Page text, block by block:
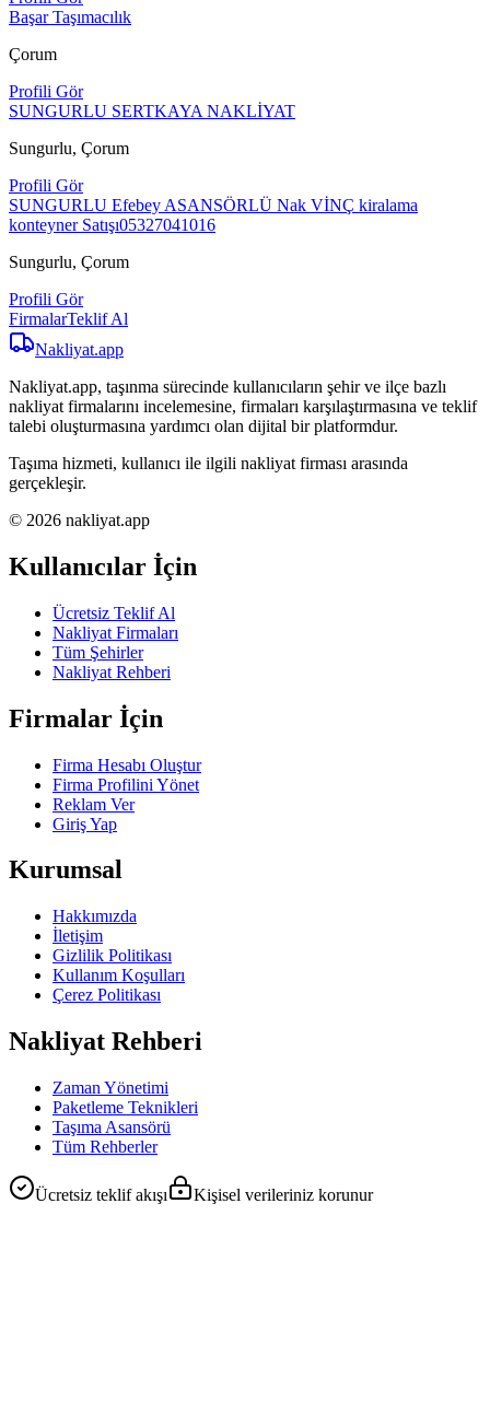
Başar Taşımacılık
Çorum
Profili Gör
SUNGURLU SERTKAYA NAKLİYAT
Sungurlu, Çorum
Profili Gör
SUNGURLU Efebey ASANSÖRLÜ Nak VİNÇ kiralama
konteyner Satışı05327041016
Sungurlu, Çorum
Profili Gör
FirmalarTeklif Al
Nakliyat.app
Nakliyat.app, taşınma sürecinde kullanıcıların şehir ve ilçe bazlı
nakliyat firmalarını incelemesine, firmaları karşılaştırmasına ve teklif
talebi oluşturmasına yardımcı olan dijital bir platformdur.
Taşıma hizmeti, kullanıcı ile ilgili nakliyat firması arasında
gerçekleşir.
© 2026 nakliyat.app
Kullanıcılar İçin
Ücretsiz Teklif Al
Nakliyat Firmaları
Tüm Şehirler
Nakliyat Rehberi
Firmalar İçin
Firma Hesabı Oluştur
Firma Profilini Yönet
Reklam Ver
Giriş Yap
Kurumsal
Hakkımızda
İletişim
Gizlilik Politikası
Kullanım Koşulları
Çerez Politikası
Nakliyat Rehberi
Zaman Yönetimi
Paketleme Teknikleri
Taşıma Asansörü
Tüm Rehberler
Ücretsiz teklif akışı Kişisel verileriniz korunur